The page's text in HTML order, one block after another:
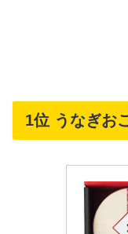
1位 うなぎお